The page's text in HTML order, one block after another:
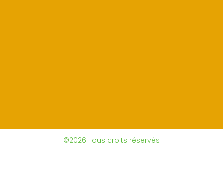
©2026 Tous droits réservés